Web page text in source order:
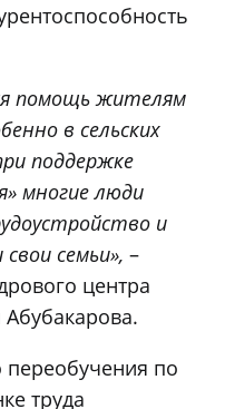
помощь жителям
в сельских
поддержке
многие люди
и
семьи», –
центра
по
труда